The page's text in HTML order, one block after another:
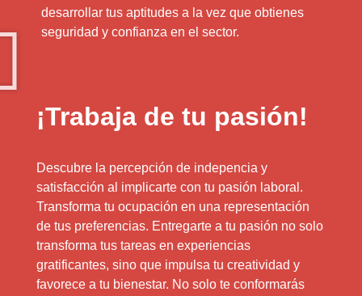
desarrollar tus aptitudes a la vez que obtienes
seguridad y confianza en el sector.
¡Trabaja de tu pasión!
Descubre la percepción de indepencia y
satisfacción al implicarte con tu pasión laboral.
Transforma tu ocupación en una representación
de tus preferencias. Entregarte a tu pasión no solo
transforma tus tareas en experiencias
gratificantes, sino que impulsa tu creatividad y
favorece a tu bienestar. No solo te conformarás